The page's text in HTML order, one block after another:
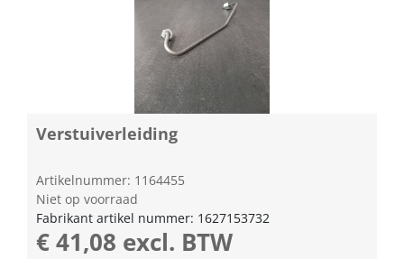
Verstuiverleiding
Artikelnummer: 1164455
Niet op voorraad
Fabrikant artikel nummer: 1627153732
€ 41,08 excl. BTW